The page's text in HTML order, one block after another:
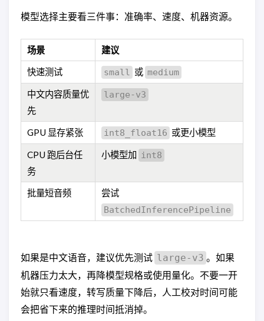
模型选择主要看三件事：准确率、速度、机器资源。
场景 建议
快速测试 small 或 medium
中文内容质量优
先
large-v3
GPU 显存紧张 int8_float16 或更小模型
CPU 跑后台任
务
小模型加 int8
批量短音频
尝试
BatchedInferencePipeline
如果是中文语音，建议优先测试 large-v3 。如果
机器压力太大，再降模型规格或使用量化。不要一开
始就只看速度，转写质量下降后，人工校对时间可能
会把省下来的推理时间抵消掉。